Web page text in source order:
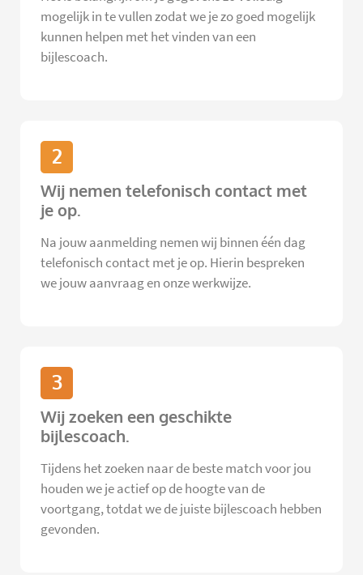
mogelijk in te vullen zodat we je zo goed mogelijk
kunnen helpen met het vinden van een
bijlescoach.
2
Wij nemen telefonisch contact met
je op.
Na jouw aanmelding nemen wij binnen één dag
telefonisch contact met je op. Hierin bespreken
we jouw aanvraag en onze werkwijze.
3
Wij zoeken een geschikte
bijlescoach.
Tijdens het zoeken naar de beste match voor jou
houden we je actief op de hoogte van de
voortgang, totdat we de juiste bijlescoach hebben
gevonden.